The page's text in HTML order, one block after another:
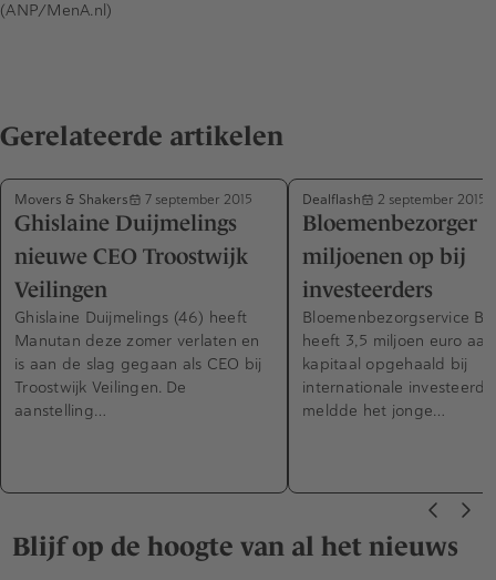
(ANP/MenA.nl)
Gerelateerde artikelen
Movers & Shakers 7 september 2015
Ghislaine Duijmelings
nieuwe CEO Troostwijk
Veilingen
Ghislaine Duijmelings (46) heeft
Manutan deze zomer verlaten en
is aan de slag gegaan als CEO bij
Troostwijk Veilingen. De
aanstelling…
Dealflash 2 september 2015
Bloemenbezorger
miljoenen op bij
investeerders
Bloemenbezorgservice
heeft 3,5 miljoen euro
kapitaal opgehaald bij
internationale
meldde het jonge…
Blijf op de hoogte van al het nieuws